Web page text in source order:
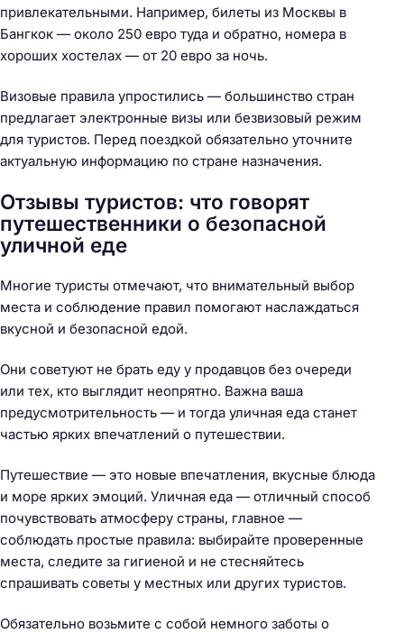
привлекательными. Например, билеты из Москвы в
Бангкок — около 250 евро туда и обратно, номера в
хороших хостелах — от 20 евро за ночь.
Визовые правила упростились — большинство стран
предлагает электронные визы или безвизовый режим
для туристов. Перед поездкой обязательно уточните
актуальную информацию по стране назначения.
Отзывы туристов: что говорят
путешественники о безопасной
уличной еде
Многие туристы отмечают, что внимательный выбор
места и соблюдение правил помогают наслаждаться
вкусной и безопасной едой.
Они советуют не брать еду у продавцов без очереди
или тех, кто выглядит неопрятно. Важна ваша
предусмотрительность — и тогда уличная еда станет
частью ярких впечатлений о путешествии.
Путешествие — это новые впечатления, вкусные блюда
и море ярких эмоций. Уличная еда — отличный способ
почувствовать атмосферу страны, главное —
соблюдать простые правила: выбирайте проверенные
места, следите за гигиеной и не стесняйтесь
спрашивать советы у местных или других туристов.
Обязательно возьмите с собой немного заботы о